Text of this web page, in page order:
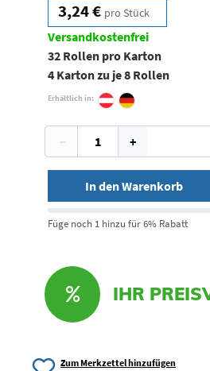
3,24 € pro Stück
Versandkostenfrei
32 Rollen pro Karton
4 Karton zu je 8 Rollen
Erhältlich in:
− +
In den Warenkorb
Füge noch 1 hinzu für 6% Rabatt
IHR
Zum Merkzettel hinzufügen